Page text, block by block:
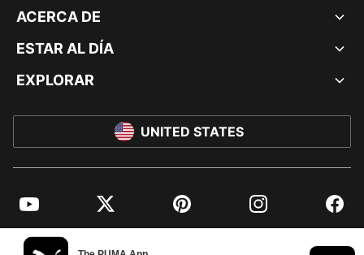
ACERCA DE
ESTAR AL DÍA
EXPLORAR
UNITED STATES
YouTube Twitter Pinterest Instagram
© PUMA NORTH AMERICA, INC.